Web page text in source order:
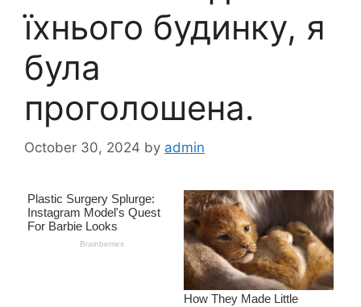
їхнього будинку, я
була
проголошена.
October 30, 2024 by admin